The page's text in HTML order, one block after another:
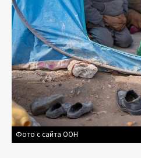
Фото с сайта ООН